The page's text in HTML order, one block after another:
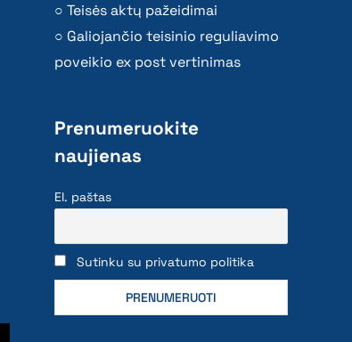
Teisės aktų pažeidimai
Galiojančio teisinio reguliavimo
poveikio ex post vertinimas
Prenumeruokite
naujienas
El. paštas
Sutinku su privatumo politika